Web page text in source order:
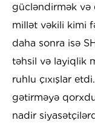
gücləndirmək və
millət vəkili kimi
daha sonra isə
təhsil və layiqlik
ruhlu çıxışlar
gətirməyə
nadir